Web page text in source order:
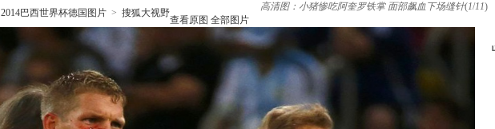
2014巴西世界杯德国图片 > 搜狐大视野
高清图：小猪惨吃阿奎罗铁掌 面部飙血下场缝针(1/11)
查看原图 全部图片